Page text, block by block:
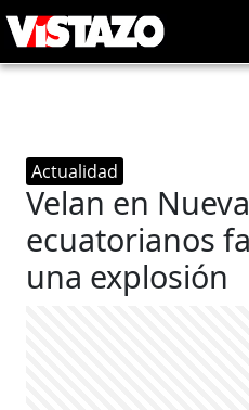
Actualidad
Velan en
ecuatorianos
una explosión